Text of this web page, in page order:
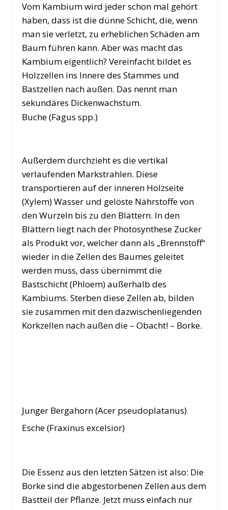
Vom Kambium wird jeder schon mal gehört
haben, dass ist die dünne Schicht, die, wenn
man sie verletzt, zu erheblichen Schäden am
Baum führen kann. Aber was macht das
Kambium eigentlich? Vereinfacht bildet es
Holzzellen ins Innere des Stammes und
Bastzellen nach außen. Das nennt man
sekundäres Dickenwachstum.
Buche (Fagus spp.)
Außerdem durchzieht es die vertikal
verlaufenden Markstrahlen. Diese
transportieren auf der inneren Holzseite
(Xylem) Wasser und gelöste Nährstoffe von
den Wurzeln bis zu den Blättern. In den
Blättern liegt nach der Photosynthese Zucker
als Produkt vor, welcher dann als „Brennstoff“
wieder in die Zellen des Baumes geleitet
werden muss, dass übernimmt die
Bastschicht (Phloem) außerhalb des
Kambiums. Sterben diese Zellen ab, bilden
sie zusammen mit den dazwischenliegenden
Korkzellen nach außen die – Obacht! – Borke.
Junger Bergahorn (Acer pseudoplatanus)
Esche (Fraxinus excelsior)
Die Essenz aus den letzten Sätzen ist also: Die
Borke sind die abgestorbenen Zellen aus dem
Bastteil der Pflanze. Jetzt muss einfach nur